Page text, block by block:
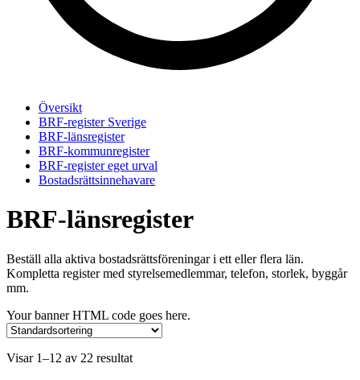
Översikt
BRF-register Sverige
BRF-länsregister
BRF-kommunregister
BRF-register eget urval
Bostadsrättsinnehavare
BRF-länsregister
Beställ alla aktiva bostadsrättsföreningar i ett eller flera län.
Kompletta register med styrelsemedlemmar, telefon, storlek, byggår
mm.
Your banner HTML code goes here.
Visar 1–12 av 22 resultat